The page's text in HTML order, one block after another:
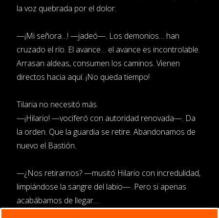
la voz quebrada por el dolor.
—¡Mi señora…! —jadeó—. Los demonios… han
cruzado el río. El avance… el avance es incontrolable.
Arrasan aldeas, consumen los caminos. Vienen
directos hacia aquí. ¡No queda tiempo!
Tilaria no necesitó más.
—¡Hilario! —vociferó con autoridad renovada—. Da
la orden. Que la guardia se retire. Abandonamos de
nuevo el Bastión.
—¿Nos retirarnos? —musitó Hilario con incredulidad,
limpiándose la sangre del labio—. Pero si apenas
acabábamos de llegar…